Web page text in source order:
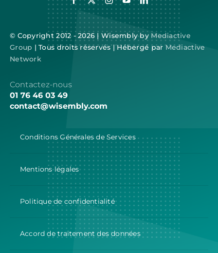
© Copyright 2012 - 2026 | Wisembly by Mediactive
Group | Tous droits réservés | Hébergé parMediactive
Network
Contactez-nous
01 76 46 03 49
contact@wisembly.com
Conditions Générales de Services
Mentions légales
Politique de confidentialité
Accord de traitement des données